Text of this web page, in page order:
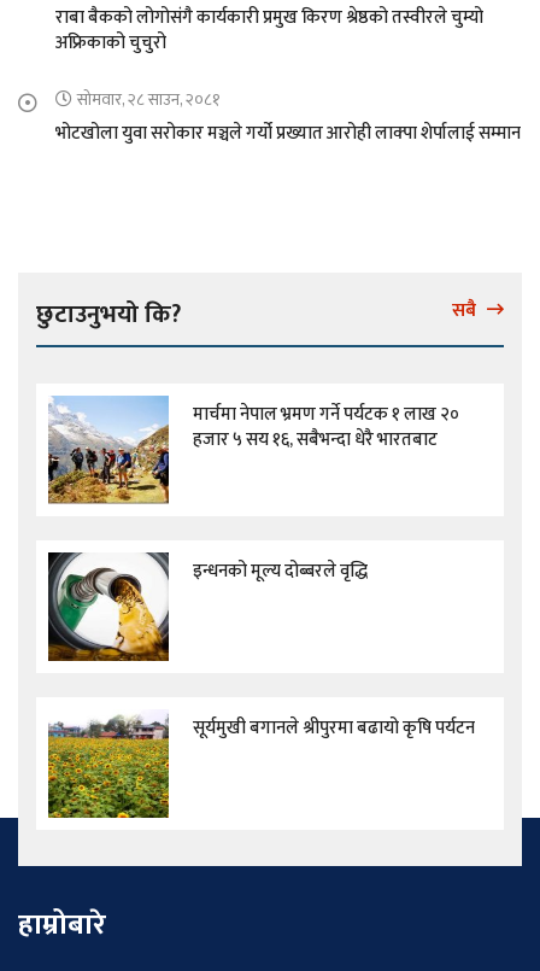
राबा बैकको लोगोसंगै कार्यकारी प्रमुख किरण श्रेष्ठको तस्वीरले चुम्यो
अफ्रिकाको चुचुरो
सोमवार, २८ साउन, २०८१
भोटखोला युवा सरोकार मञ्चले गर्यो प्रख्यात आरोही लाक्पा शेर्पालाई सम्मान
छुटाउनुभयो कि? सबै
मार्चमा नेपाल भ्रमण गर्ने पर्यटक १ लाख २०
हजार ५ सय १६, सबैभन्दा धेरै भारतबाट
इन्धनको मूल्य दोब्बरले वृद्धि
सूर्यमुखी बगानले श्रीपुरमा बढायो कृषि पर्यटन
हाम्रोबारे